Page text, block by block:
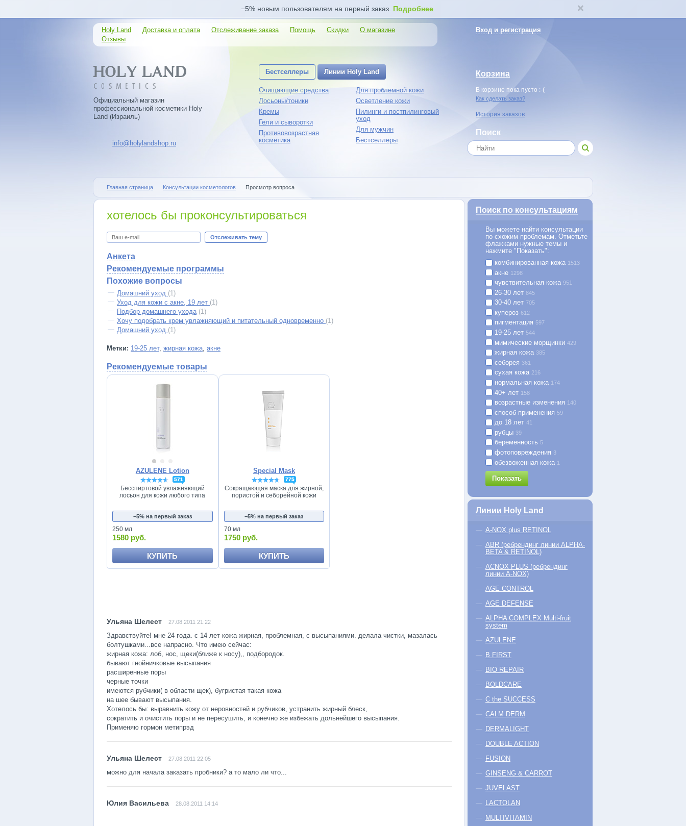
−5% новым пользователям на первый заказ. Подробнее
Вход и регистрация
Holy Land Доставка и оплата Отслеживание заказа Помощь Скидки
О магазине
Отзывы
Официальный магазин
профессиональной косметики Holy
Land (Израиль)
info@holylandshop.ru
Бестселлеры Линии Holy Land
Очищающие средства
Лосьоны/тоники
Кремы
Гели и сыворотки
Противовозрастная
косметика
Для проблемной кожи
Осветление кожи
Пилинги и постпилинговый
уход
Для мужчин
Бестселлеры
Корзина
В корзине пока пусто :-(
Как сделать заказ?
История заказов
Поиск
Главная страница Консультации косметологов Просмотр вопроса
хотелось бы проконсультироваться
Отслеживать тему
Анкета
Рекомендуемые программы
Похожие вопросы
Домашний уход (1)
Уход для кожи с акне, 19 лет (1)
Подбор домашнего ухода (1)
Хочу подобрать крем увлажняющий и питательный одновременно (1)
Домашний уход (1)
Метки: 19-25 лет, жирная кожа, акне
Рекомендуемые товары
AZULENE Lotion
571
Бесспиртовой увлажняющий
лосьон для кожи любого типа
−5% на первый заказ
250 мл
1580 руб.
КУПИТЬ
Special Mask
775
Сокращающая маска для жирной,
пористой и себорейной кожи
−5% на первый заказ
70 мл
1750 руб.
КУПИТЬ
27.08.2011 21:22
Здравствуйте! мне 24 года. с 14 лет кожа жирная, проблемная, с высыпаниями. делала чистки, мазалась
болтушками...все напрасно. Что имею сейчас:
жирная кожа: лоб, нос, щеки(ближе к носу),, подбородок.
бывают гнойничковые высыпания
расширенные поры
черные точки
имеются рубчики( в области щек), бугристая такая кожа
на шее бывают высыпания.
Хотелось бы: выравнить кожу от неровностей и рубчиков, устранить жирный блеск,
сократить и очистить поры и не пересушить, и конечно же избежать дольнейшего высыпания.
Применяю гормон метипрэд
27.08.2011 22:05
можно для начала заказать пробники? а то мало ли что...
28.08.2011 14:14
Поиск по консультациям
Вы можете найти консультации
по схожим проблемам. Отметьте
флажками нужные темы и
нажмите "Показать":
комбинированная кожа 1513
акне 1298
чувствительная кожа 951
26-30 лет 845
30-40 лет 705
купероз 612
пигментация 597
19-25 лет 544
мимические морщинки 429
жирная кожа 385
себорея 361
сухая кожа 216
нормальная кожа 174
40+ лет 158
возрастные изменения 140
способ применения 59
до 18 лет 41
рубцы 39
беременность 5
фотоповреждения 3
обезвоженная кожа 1
Показать
Линии Holy Land
A-NOX plus RETINOL
ABR (ребрендинг линии ALPHA-
BETA & RETINOL)
ACNOX PLUS (ребрендинг
линии A-NOX)
AGE CONTROL
AGE DEFENSE
ALPHA COMPLEX Multi-fruit
system
AZULENE
B FIRST
BIO REPAIR
BOLDCARE
C the SUCCESS
CALM DERM
DERMALIGHT
DOUBLE ACTION
FUSION
GINSENG & CARROT
JUVELAST
LACTOLAN
MULTIVITAMIN